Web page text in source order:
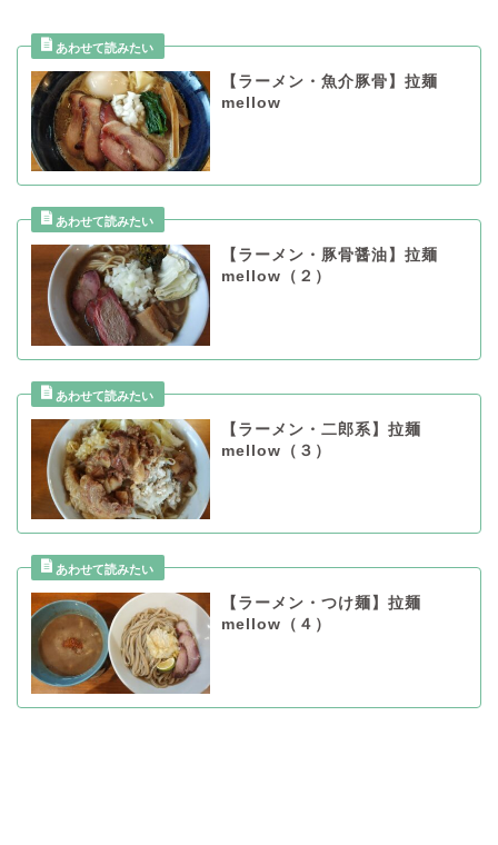
【ラーメン・魚介豚骨】拉麺
mellow
【ラーメン・豚骨醤油】拉麺
mellow（２）
【ラーメン・二郎系】拉麺
mellow（３）
【ラーメン・つけ麺】拉麺
mellow（４）